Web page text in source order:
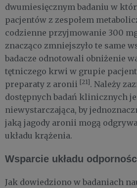
dwumiesięcznym badaniu w
pacjentów z zespołem
codzienne przyjmowanie 300
znacząco zmniejszyło te same
badacze odnotowali obniżenie
tętniczego krwi w grupie
preparaty z aronii [21] . Należy
dostępnych badań klinicznych
niewystarczająca, by
jaką jagody aronii mogą
układu krążenia.
Wsparcie układu
Jak dowiedziono w badaniach